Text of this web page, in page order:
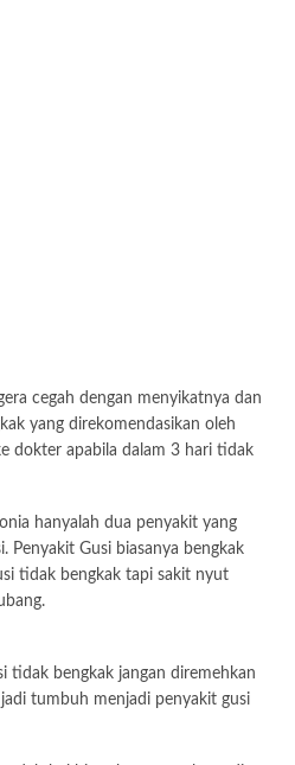
cegah dengan menyikatnya dan
yang direkomendasikan oleh
dokter apabila dalam 3 hari tidak
hanyalah dua penyakit yang
Penyakit Gusi biasanya bengkak
tidak bengkak tapi sakit nyut
tidak bengkak jangan diremehkan
tumbuh menjadi penyakit gusi